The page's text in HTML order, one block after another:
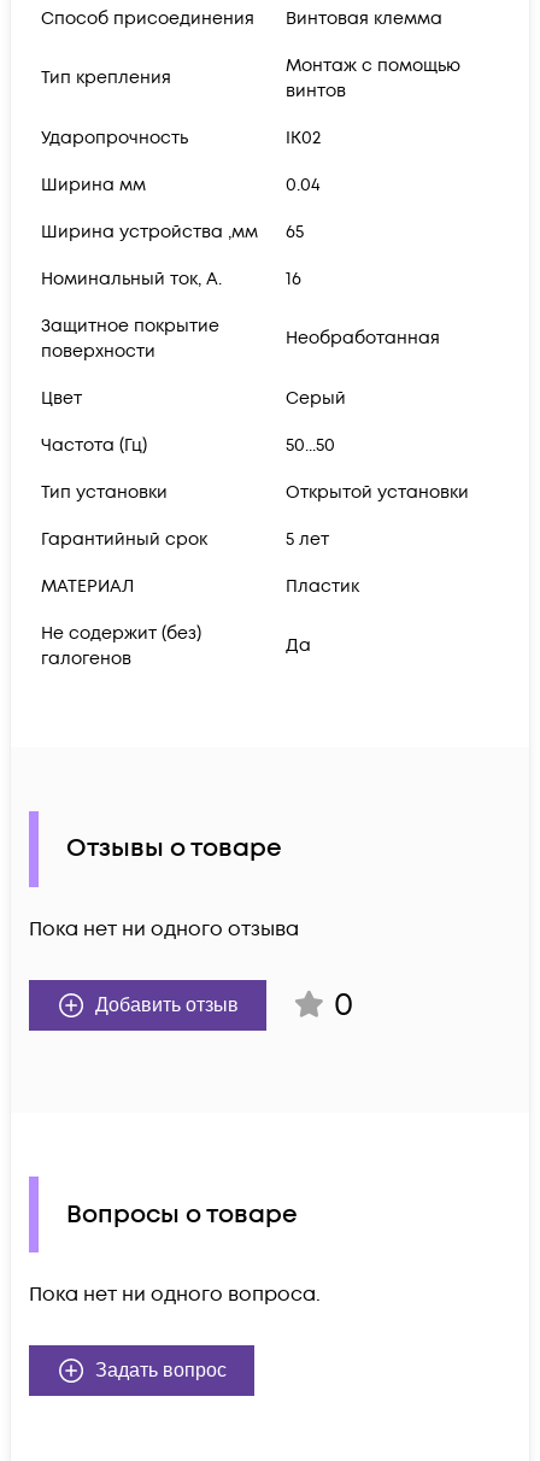
Способ присоединения Винтовая клемма
Тип крепления
Монтаж с помощью
винтов
Ударопрочность IK02
Ширина мм 0.04
Ширина устройства ,мм 65
Номинальный ток, А. 16
Защитное покрытие
поверхности
Необработанная
Цвет Серый
Частота (Гц) 50...50
Тип установки Открытой установки
Гарантийный срок 5 лет
МАТЕРИАЛ Пластик
Не содержит (без)
галогенов
Да
Отзывы о товаре
Пока нет ни одного отзыва
Добавить отзыв 0
Вопросы о товаре
Пока нет ни одного вопроса.
Задать вопрос